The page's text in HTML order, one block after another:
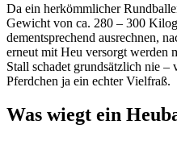
Da ein herkömmlicher
Gewicht von ca. 280 – 300
dementsprechend ausrechnen,
erneut mit Heu versorgt werden
Stall schadet grundsätzlich nie
Pferdchen ja ein echter Vielfraß.
Was wiegt ein